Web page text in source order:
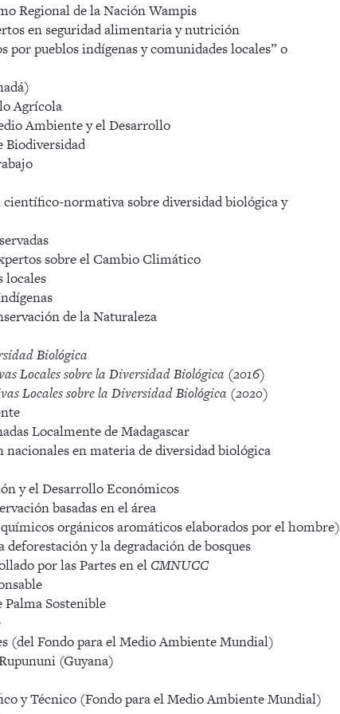
Regional de la Nación Wampis
en seguridad alimentaria y nutrición
pueblos indígenas y comunidades locales” o
Agrícola
Ambiente y el Desarrollo
normativa sobre diversidad biológica y
sobre el Cambio Climático
locales
de la Naturaleza
Biológica
Locales sobre la Diversidad Biológica (2016)
Locales sobre la Diversidad Biológica (2020)
Localmente de Madagascar
en materia de diversidad biológica
y el Desarrollo Económicos
basadas en el área
orgánicos aromáticos elaborados por el hombre)
y la degradación de bosques
por las Partes en el CMNUCC
Palma Sostenible
(del Fondo para el Medio Ambiente Mundial)
(Guyana)
y Técnico (Fondo para el Medio Ambiente Mundial)